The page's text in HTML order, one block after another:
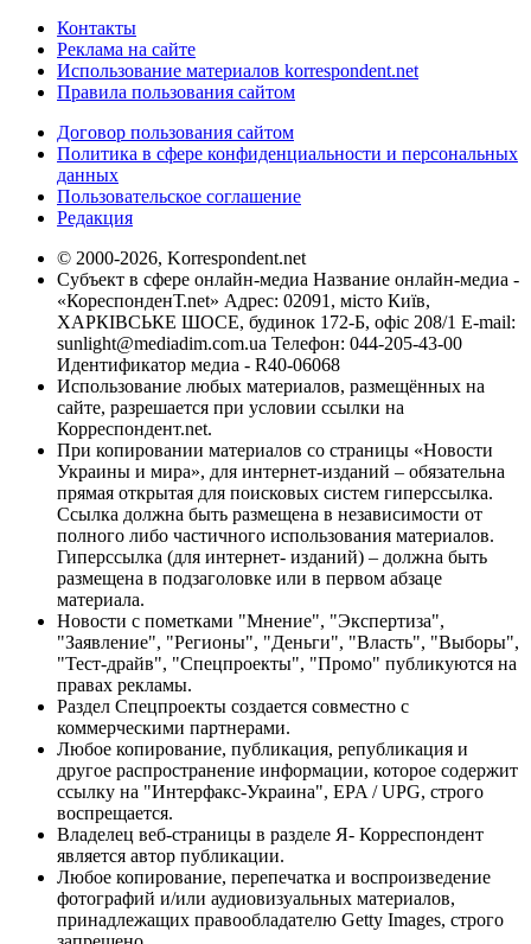
Контакты
Реклама на сайте
Использование материалов korrespondent.net
Правила пользования сайтом
Договор пользования сайтом
Политика в сфере конфиденциальности и персональных
данных
Пользовательское соглашение
Редакция
© 2000-2026, Korrespondent.net
Субъект в сфере онлайн-медиа Название онлайн-медиа -
«КореспонденТ.net» Адрес: 02091, місто Київ,
ХАРКІВСЬКЕ ШОСЕ, будинок 172-Б, офіс 208/1 E-mail:
sunlight@mediadim.com.ua Телефон: 044-205-43-00
Идентификатор медиа - R40-06068
Использование любых материалов, размещённых на
сайте, разрешается при условии ссылки на
Корреспондент.net.
При копировании материалов со страницы «Новости
Украины и мира», для интернет-изданий – обязательна
прямая открытая для поисковых систем гиперссылка.
Ссылка должна быть размещена в независимости от
полного либо частичного использования материалов.
Гиперссылка (для интернет- изданий) – должна быть
размещена в подзаголовке или в первом абзаце
материала.
Новости с пометками "Мнение", "Экспертиза",
"Заявление", "Регионы", "Деньги", "Власть", "Выборы",
"Тест-драйв", "Спецпроекты", "Промо" публикуются на
правах рекламы.
Раздел Спецпроекты создается совместно с
коммерческими партнерами.
Любое копирование, публикация, републикация и
другое распространение информации, которое содержит
ссылку на "Интерфакс-Украина", EPA / UPG, строго
воспрещается.
Владелец веб-страницы в разделе Я- Корреспондент
является автор публикации.
Любое копирование, перепечатка и воспроизведение
фотографий и/или аудиовизуальных материалов,
принадлежащих правообладателю Getty Images, строго